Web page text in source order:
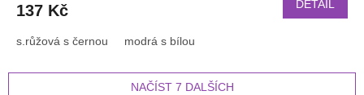
137 Kč DETAIL
s.růžová s černou modrá s bílou
NAČÍST 7 DALŠÍCH